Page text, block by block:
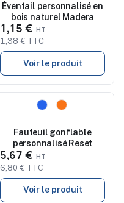
Éventail personnalisé en
bois naturel Madera
1,15 €
1,38 € TTC
Voir le produit
Fauteuil gonflable
personnalisé Reset
5,67 €
6,80 € TTC
Voir le produit